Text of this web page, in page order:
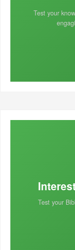
Test your
Test your